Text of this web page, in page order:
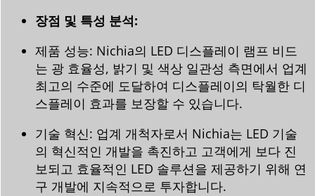
장점 및 특성 분석:
제품 성능: Nichia의 LED 디스플레이 램프 비드
는 광 효율성, 밝기 및 색상 일관성 측면에서 업계
최고의 수준에 도달하여 디스플레이의 탁월한 디
스플레이 효과를 보장할 수 있습니다.
기술 혁신: 업계 개척자로서 Nichia는 LED 기술
의 혁신적인 개발을 촉진하고 고객에게 보다 진
보되고 효율적인 LED 솔루션을 제공하기 위해 연
구 개발에 지속적으로 투자합니다.